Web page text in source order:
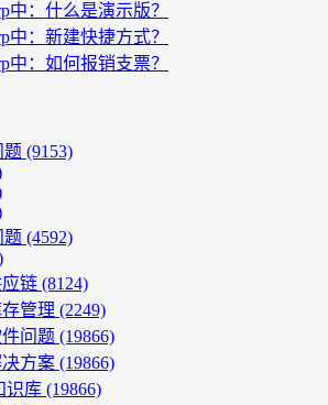
中：什么是演示版？
中：新建快捷方式？
中：如何报销支票？
题 (9153)
题 (4592)
链 (8124)
管理 (2249)
问题 (19866)
方案 (19866)
识库 (19866)